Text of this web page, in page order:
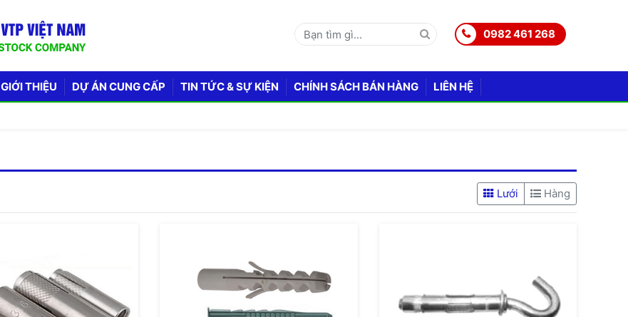
0982 461 268
GIỚI THIỆU DỰ ÁN CUNG CẤP TIN TỨC & SỰ KIỆN CHÍNH SÁCH BÁN HÀNG LIÊN HỆ
Lưới Hàng